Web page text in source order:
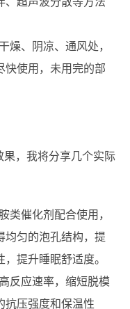
燥、阴凉、通风处，
快使用，未用完的部
果，我将分享几个实际
类催化剂配合使用，
均匀的泡孔结构，提
提升睡眠舒适度。
反应速率，缩短脱模
抗压强度和保温性